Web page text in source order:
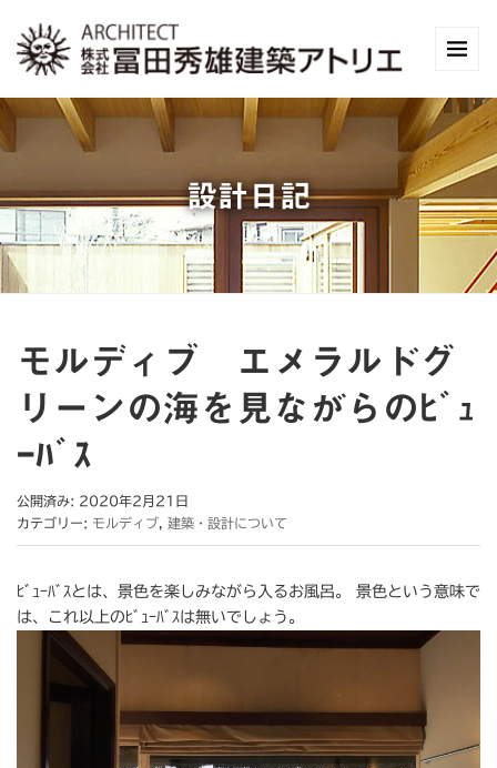
設計日記
モルディブ エメラルドグ
リーンの海を見ながらのﾋﾞｭ
ｰﾊﾞｽ
公開済み: 2020年2月21日
カテゴリー: モルディブ 建築・設計について
ﾋﾞｭｰﾊﾞｽとは、景色を楽しみながら入るお風呂。 景色という意味で
は、これ以上のﾋﾞｭｰﾊﾞｽは無いでしょう。